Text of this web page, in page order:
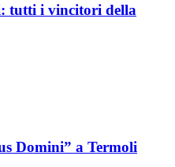
tutti i vincitori della
Domini” a Termoli